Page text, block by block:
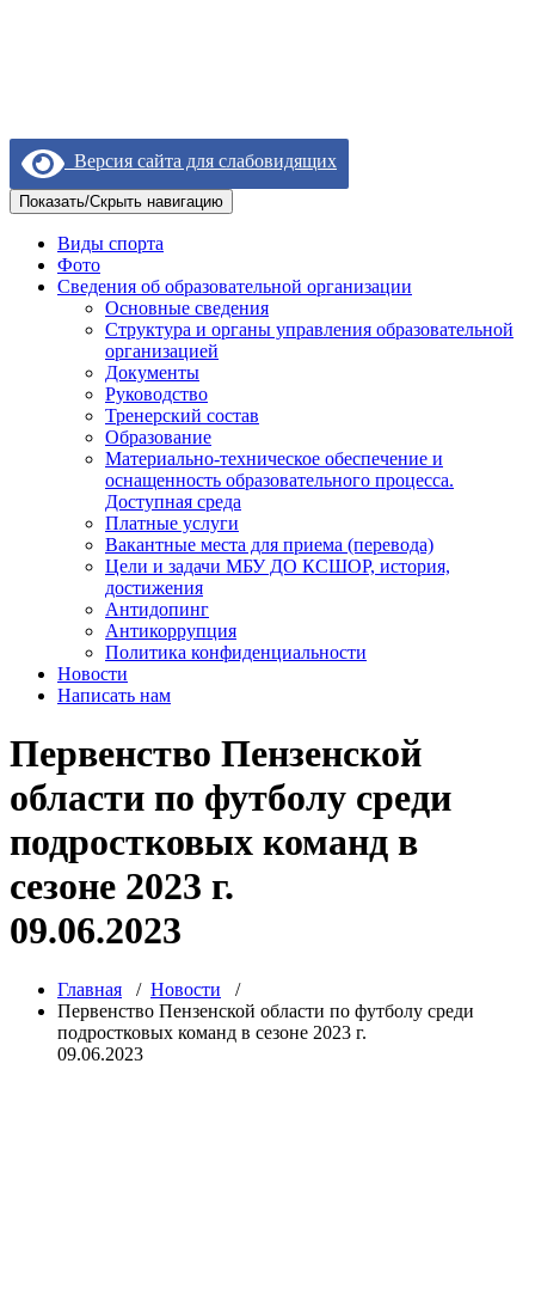
Версия сайта для слабовидящих
Показать/Скрыть навигацию
Виды спорта
Фото
Сведения об образовательной организации
Основные сведения
Структура и органы управления образовательной
организацией
Документы
Руководство
Тренерский состав
Образование
Материально-техническое обеспечение и
оснащенность образовательного процесса.
Доступная среда
Платные услуги
Вакантные места для приема (перевода)
Цели и задачи МБУ ДО КСШОР, история,
достижения
Антидопинг
Антикоррупция
Политика конфиденциальности
Новости
Написать нам
Первенство Пензенской
области по футболу среди
подростковых команд в
сезоне 2023 г.
09.06.2023
Главная / Новости /
Первенство Пензенской области по футболу среди
подростковых команд в сезоне 2023 г.
09.06.2023